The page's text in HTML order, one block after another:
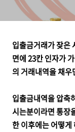
입출금거래가 잦은
면에 23칸 인자가
의 거래내역을 채
입출금내역을 압축
시는분이라면 통장
한 이후에는 어떻